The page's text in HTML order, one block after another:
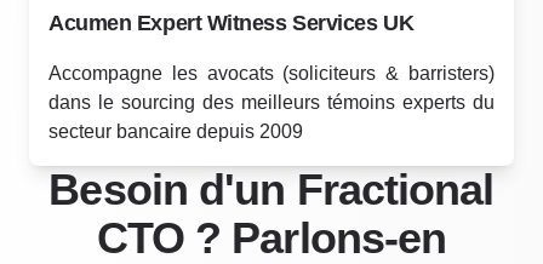
Acumen Expert Witness Services UK
Accompagne les avocats (soliciteurs & barristers)
dans le sourcing des meilleurs témoins experts du
secteur bancaire depuis 2009
Besoin d'un Fractional
CTO ? Parlons-en